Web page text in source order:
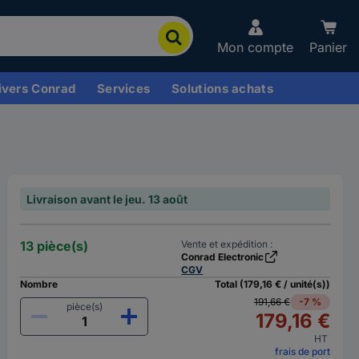
Mon compte Panier
Conrad Services Solutions achats
Livraison avant le jeu. 13 août
13 pièce(s)
Vente et expédition :
Conrad Electronic
CGV
Nombre
pièce(s)
Total (179,16 € / unité(s))
191,66 €
-7 %
179,16 €
HT
frais de port